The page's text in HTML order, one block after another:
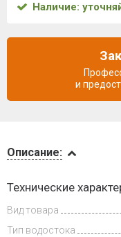
и оплата
Описание:
Технические
Вид товара
Тип водостока
Наличие:
и